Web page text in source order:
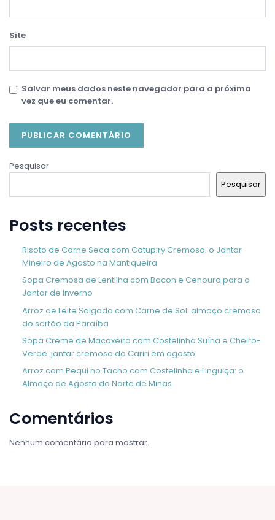
Site
Salvar meus dados neste navegador para a próxima
vez que eu comentar.
Pesquisar
Pesquisar
Posts recentes
Risoto de Carne Seca com Catupiry Cremoso: o Jantar
Mineiro de Agosto na Mantiqueira
Sopa Cremosa de Lentilha com Bacon e Cenoura para o
Jantar de Inverno
Arroz de Leite Salgado com Carne de Sol: almoço cremoso
do sertão da Paraíba
Sopa Creme de Macaxeira com Costelinha Suína e Cheiro-
Verde: jantar cremoso do Cariri em agosto
Arroz com Pequi no Tacho com Costelinha e Linguiça: o
Almoço de Agosto do Norte de Minas
Comentários
Nenhum comentário para mostrar.